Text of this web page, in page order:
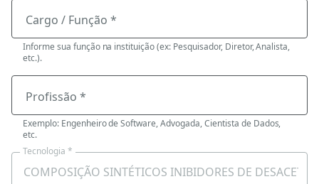
Cargo / Função *
Informe sua função na instituição (ex: Pesquisador, Diretor, Analista,
etc.).
Profissão *
Exemplo: Engenheiro de Software, Advogada, Cientista de Dados,
etc.
Tecnologia *